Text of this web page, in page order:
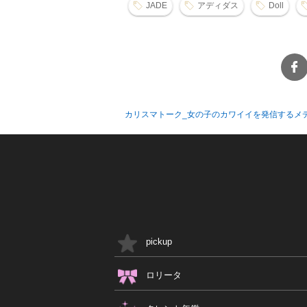
JADE アディダス Doll
カリスマトーク_女の子のカワイイを発信するメ
pickup
ロリータ